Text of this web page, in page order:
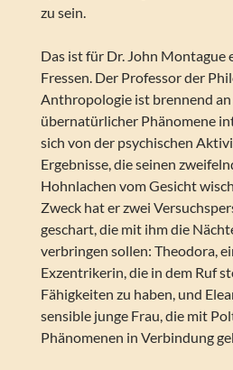
zu sein.
Das ist für Dr. John Montague
Fressen. Der Professor der
Anthropologie ist brennend
übernatürlicher Phänomene
sich von der psychischen
Ergebnisse, die seinen
Hohnlachen vom Gesicht
Zweck hat er zwei
geschart, die mit ihm die
verbringen sollen: Theodora,
Exzentrikerin, die in dem Ruf
Fähigkeiten zu haben, und
sensible junge Frau, die mit
Phänomenen in Verbindung